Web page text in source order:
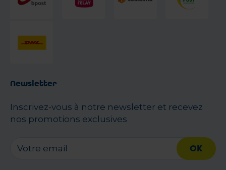
Newsletter
Inscrivez-vous à notre newsletter et recevez
nos promotions exclusives
OK